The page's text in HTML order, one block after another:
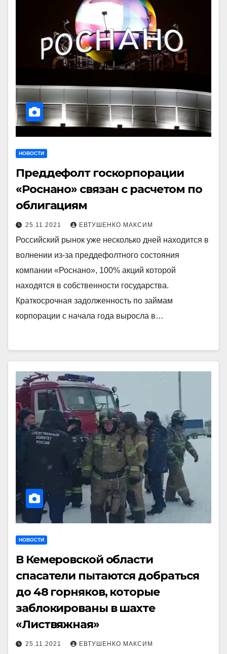
НОВОСТИ
Преддефолт госкорпорации
«Роснано» связан с расчетом по
облигациям
25.11.2021 ЕВТУШЕНКО МАКСИМ
Российский рынок уже несколько дней находится в
волнении из-за преддефолтного состояния
компании «Роснано», 100% акций которой
находятся в собственности государства.
Краткосрочная задолженность по займам
корпорации с начала года выросла в…
НОВОСТИ
В Кемеровской области
спасатели пытаются добраться
до 48 горняков, которые
заблокированы в шахте
«Листвяжная»
25.11.2021 ЕВТУШЕНКО МАКСИМ